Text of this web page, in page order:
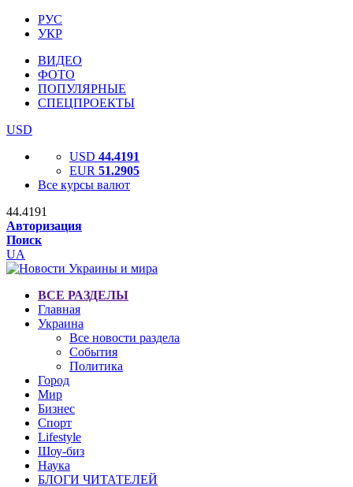
РУС
УКР
ВИДЕО
ФОТО
ПОПУЛЯРНЫЕ
СПЕЦПРОЕКТЫ
USD
USD 44.4191
EUR 51.2905
Все курсы валют
44.4191
Авторизация
Поиск
UA
ВСЕ РАЗДЕЛЫ
Главная
Украина
Все новости раздела
События
Политика
Город
Мир
Бизнес
Спорт
Lifestyle
Шоу-биз
Наука
БЛОГИ ЧИТАТЕЛЕЙ